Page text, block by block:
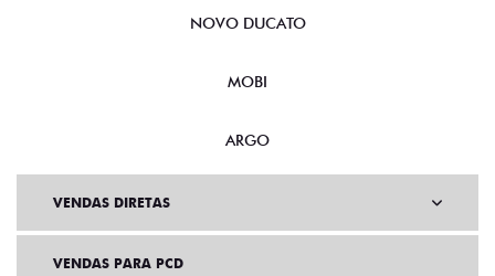
NOVO DUCATO
MOBI
ARGO
VENDAS DIRETAS
VENDAS PARA PCD